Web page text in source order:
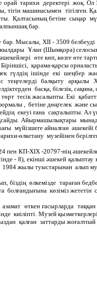
орай тарихи деректері жоқ.
тігін машинасымен
Қалтасының бетіне
бар.
Мысалы, ХІІ - 3509
Ұлан (Шымқора)
өте көп, көзге өте
Біріншісі, қарама-қарсы
гүлдің ішінде екі шеңбер
теңгелерді балқыту
басқа, білезік,
төрт тесік жасалыпты. Екі
, бетіне дөңгелек және
екеуі ғана сақталыпты. Ал
Айырмашылықтары
мүйізшеге айналған
өлкетану музейінен
КП-ХІХ -20797-нің
- 8), екінші әшекей
жылы туыстарынан алып
біздің өлкемізде тараған
болғандығына көзіміз жететін
азамат өткен ғасырларда
киіліпті. Музей
қалған заттарды